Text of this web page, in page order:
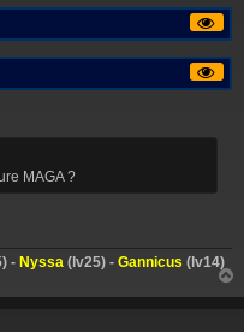
MAGA ?
- Nyssa (lv25) - Gannicus (lv14)
a